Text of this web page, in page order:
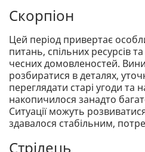
Скорпіон
Цей період привертає
питань, спільних ресурсів
чесних домовленостей.
розбиратися в деталях,
переглядати старі угоди та
накопичилося занадто
Ситуації можуть
здавалося стабільним,
Стрілець